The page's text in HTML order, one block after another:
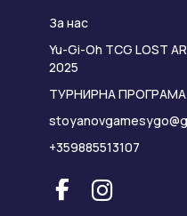
За нас
Yu-Gi-Oh TCG LOST
2025
ТУРНИРНА ПРОГРАМА
+359885513107